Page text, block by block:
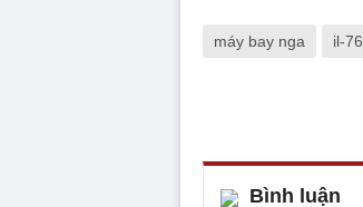
máy bay nga il-76
Bình luận